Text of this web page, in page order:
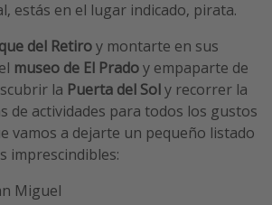
estás en el lugar indicado, pirata.
del Retiroy montarte en sus
museo de El Pradoy empaparte de
la Puerta del Soly recorrer la
de actividades para todos los gustos
vamos a dejarte un pequeño listado
imprescindibles:
Miguel